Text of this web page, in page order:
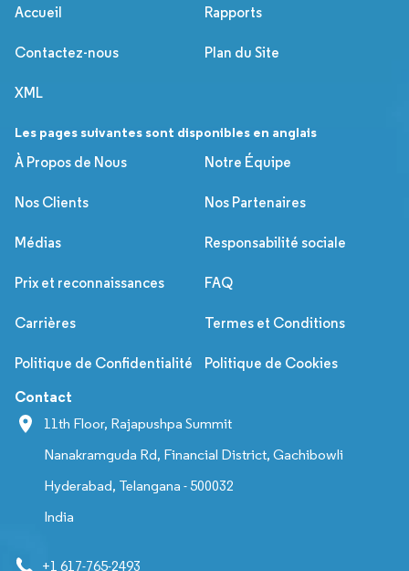
Accueil Rapports
Contactez-nous Plan du Site
XML
Les pages suivantes sont disponibles en anglais
À Propos de Nous
Notre Équipe
Nos Clients Nos Partenaires
Médias Responsabilité sociale
Prix et reconnaissances FAQ
Carrières Termes et Conditions
Politique de Confidentialité Politique de Cookies
Contact
11th Floor, Rajapushpa Summit
Nanakramguda Rd, Financial District, Gachibowli
Hyderabad, Telangana - 500032
India
+1 617-765-2493